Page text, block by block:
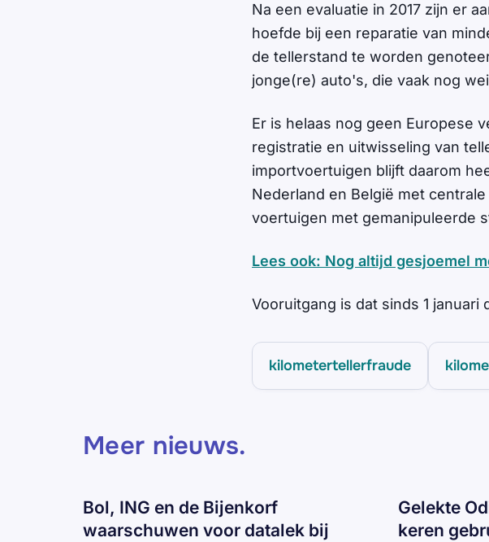
Na een evaluatie in 2017 zijn er
hoefde bij een reparatie van
de tellerstand te worden
jonge(re) auto's, die vaak nog
Er is helaas nog geen Europese
registratie en uitwisseling van
importvoertuigen blijft daarom
Nederland en België met
voertuigen met gemanipuleerde
Lees ook: Nog altijd gesjoemel
Vooruitgang is dat sinds 1
kilometertellerfraude
Meer nieuws.
Bol, ING en de Bijenkorf
waarschuwen voor datalek bij
Gelekte
keren